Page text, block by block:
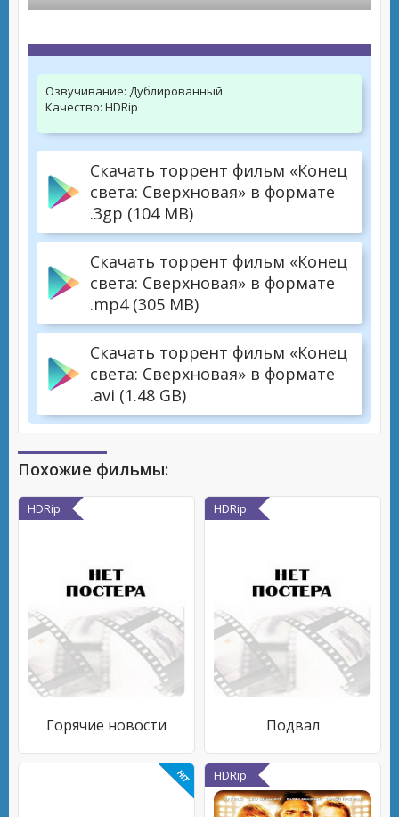
Озвучивание: Дублированный
Качество: HDRip
Скачать торрент фильм «Конец
света: Сверхновая» в формате
.3gp (104 MB)
Скачать торрент фильм «Конец
света: Сверхновая» в формате
.mp4 (305 MB)
Скачать торрент фильм «Конец
света: Сверхновая» в формате
.avi (1.48 GB)
Похожие фильмы:
HDRip
Горячие новости
HDRip
Подвал
HDRip